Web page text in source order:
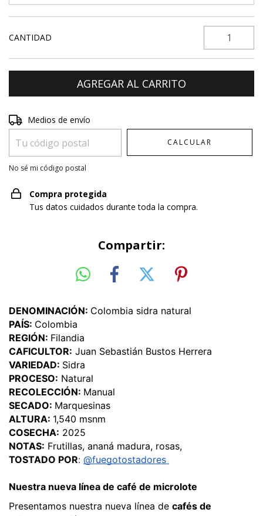
CANTIDAD
Entregas para el CP:
Medios de envío
CALCULAR
No sé mi código postal
Compra protegida
Tus datos cuidados durante toda la compra.
Compartir:
DENOMINACIÓN: Colombia sidra natural
PAÍS: Colombia
REGIÓN: Filandia
CAFICULTOR: Juan Sebastián Bustos Herrera
VARIEDAD: Sidra
PROCESO: Natural
RECOLECCIÓN: Manual
SECADO: Marquesinas
ALTURA: 1,540 msnm
COSECHA: 2025
NOTAS: Frutillas, ananá madura, rosas,
TOSTADO POR: @fuegotostadores
Nuestra nueva línea de café de microlote
Presentamos nuestra nueva línea de cafés de